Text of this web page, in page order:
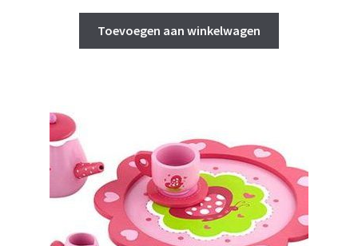
prijs
was:
€ 24,95.
prijs
is:
€ 17,50.
Toevoegen aan winkelwagen